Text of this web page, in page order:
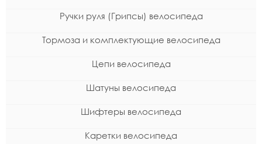
Ручки руля (Грипсы) велосипеда
Тормоза и комплектующие велосипеда
Цепи велосипеда
Шатуны велосипеда
Шифтеры велосипеда
Каретки велосипеда